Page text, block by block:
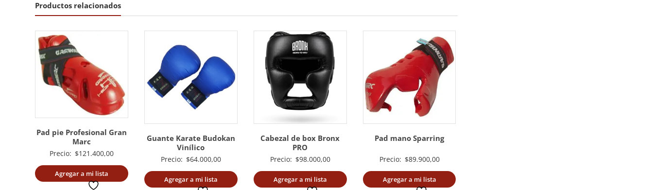
Productos relacionados
Pad pie Profesional Gran
Marc
Precio: $121.400,00
Agregar a mi lista
Guante Karate Budokan
Vinílico
Precio: $64.000,00
Agregar a mi lista
Cabezal de box Bronx
PRO
Precio: $98.000,00
Agregar a mi lista
Pad mano Sparring
Precio: $89.900,00
Agregar a mi lista